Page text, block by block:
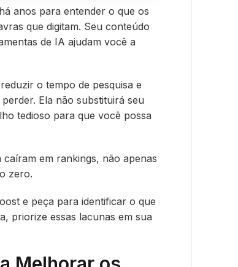
anos para entender o que os
que digitam. Seu conteúdo
de IA ajudam você a
o tempo de pesquisa e
Ela não substituirá seu
tedioso para que você possa
em rankings, não apenas
zero.
e peça para identificar o que
priorize essas lacunas em sua